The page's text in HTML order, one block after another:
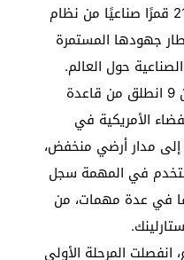
أطلقت شركة SpaceX الأمريكية 21 قمرًا صناعيًا من نظام
جهودها المستمرة
حول العالم.
وأوضحت الشركة أن صاروخ فالكون 9 انطلق من قاعدة
الأمريكية في
إلى مدار أرضي منخفض،
في المهمة سجل
في عدة مهمات، من
انفصلت المرحلة الأولى